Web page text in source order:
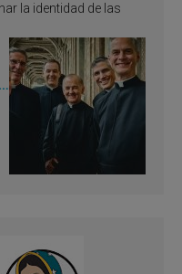
la identidad de las